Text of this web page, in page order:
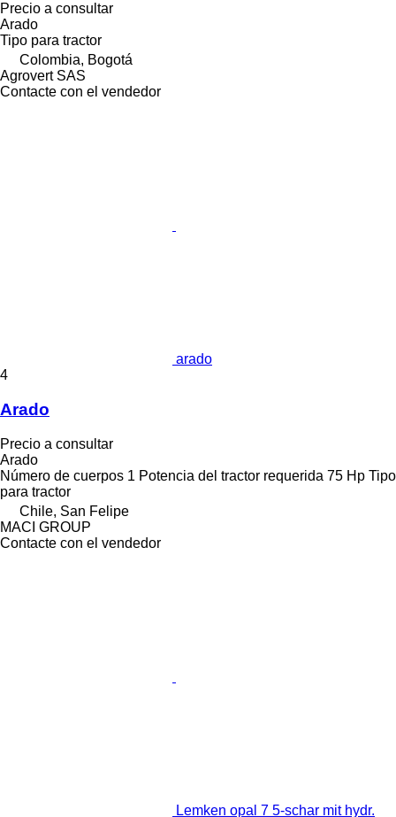
Precio a consultar
Arado
Tipo para tractor
Colombia, Bogotá
Agrovert SAS
Contacte con el vendedor
arado
4
Arado
Precio a consultar
Arado
Número de cuerpos 1 Potencia del tractor requerida 75 Hp Tipo
para tractor
Chile, San Felipe
MACI GROUP
Contacte con el vendedor
Lemken opal 7 5-schar mit hydr.